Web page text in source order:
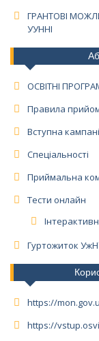
ГРАНТОВІ
УУННІ
ОСВІТНІ
Правила
Вступна
Спеціальності
Приймальна
Тести онлайн
Гуртожиток
https://
https://